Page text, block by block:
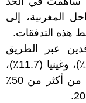
المغربية، إلى
هذه التدفقات.
عبر الطريق
الكناري من مالي (36.8٪)، السنغال (25٪)، وغينيا (11.7٪)،
بينما انخفضت نسبة المهاجرين المغاربة من أكثر من 50٪